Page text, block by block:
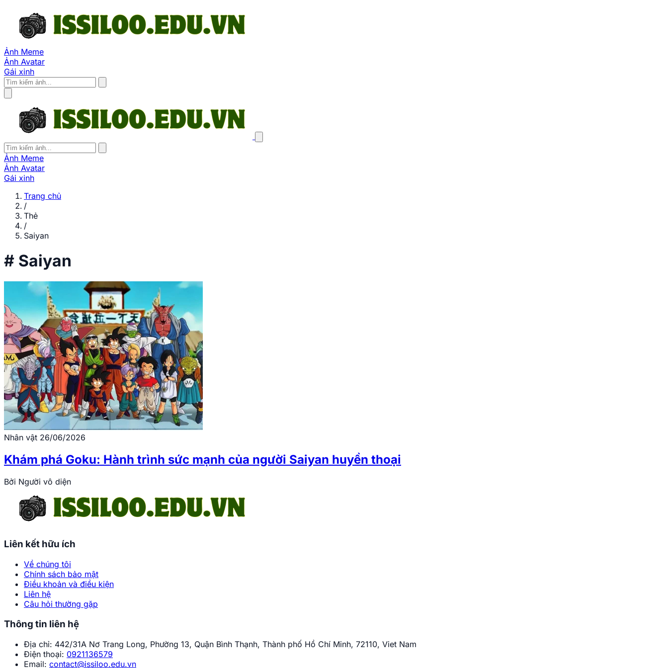
Ảnh Meme
Ảnh Avatar
Gái xinh
Ảnh Meme
Ảnh Avatar
Gái xinh
Trang chủ
/
Thẻ
/
Saiyan
# Saiyan
Nhân vật 26/06/2026
Khám phá Goku: Hành trình sức mạnh của người Saiyan huyền thoại
Bởi Người vô diện
Liên kết hữu ích
Về chúng tôi
Chính sách bảo mật
Điều khoản và điều kiện
Liên hệ
Câu hỏi thường gặp
Thông tin liên hệ
Địa chỉ: 442/31A Nơ Trang Long, Phường 13, Quận Bình Thạnh, Thành phố Hồ Chí Minh, 72110, Viet Nam
Điện thoại: 0921136579
Email: contact@issiloo.edu.vn